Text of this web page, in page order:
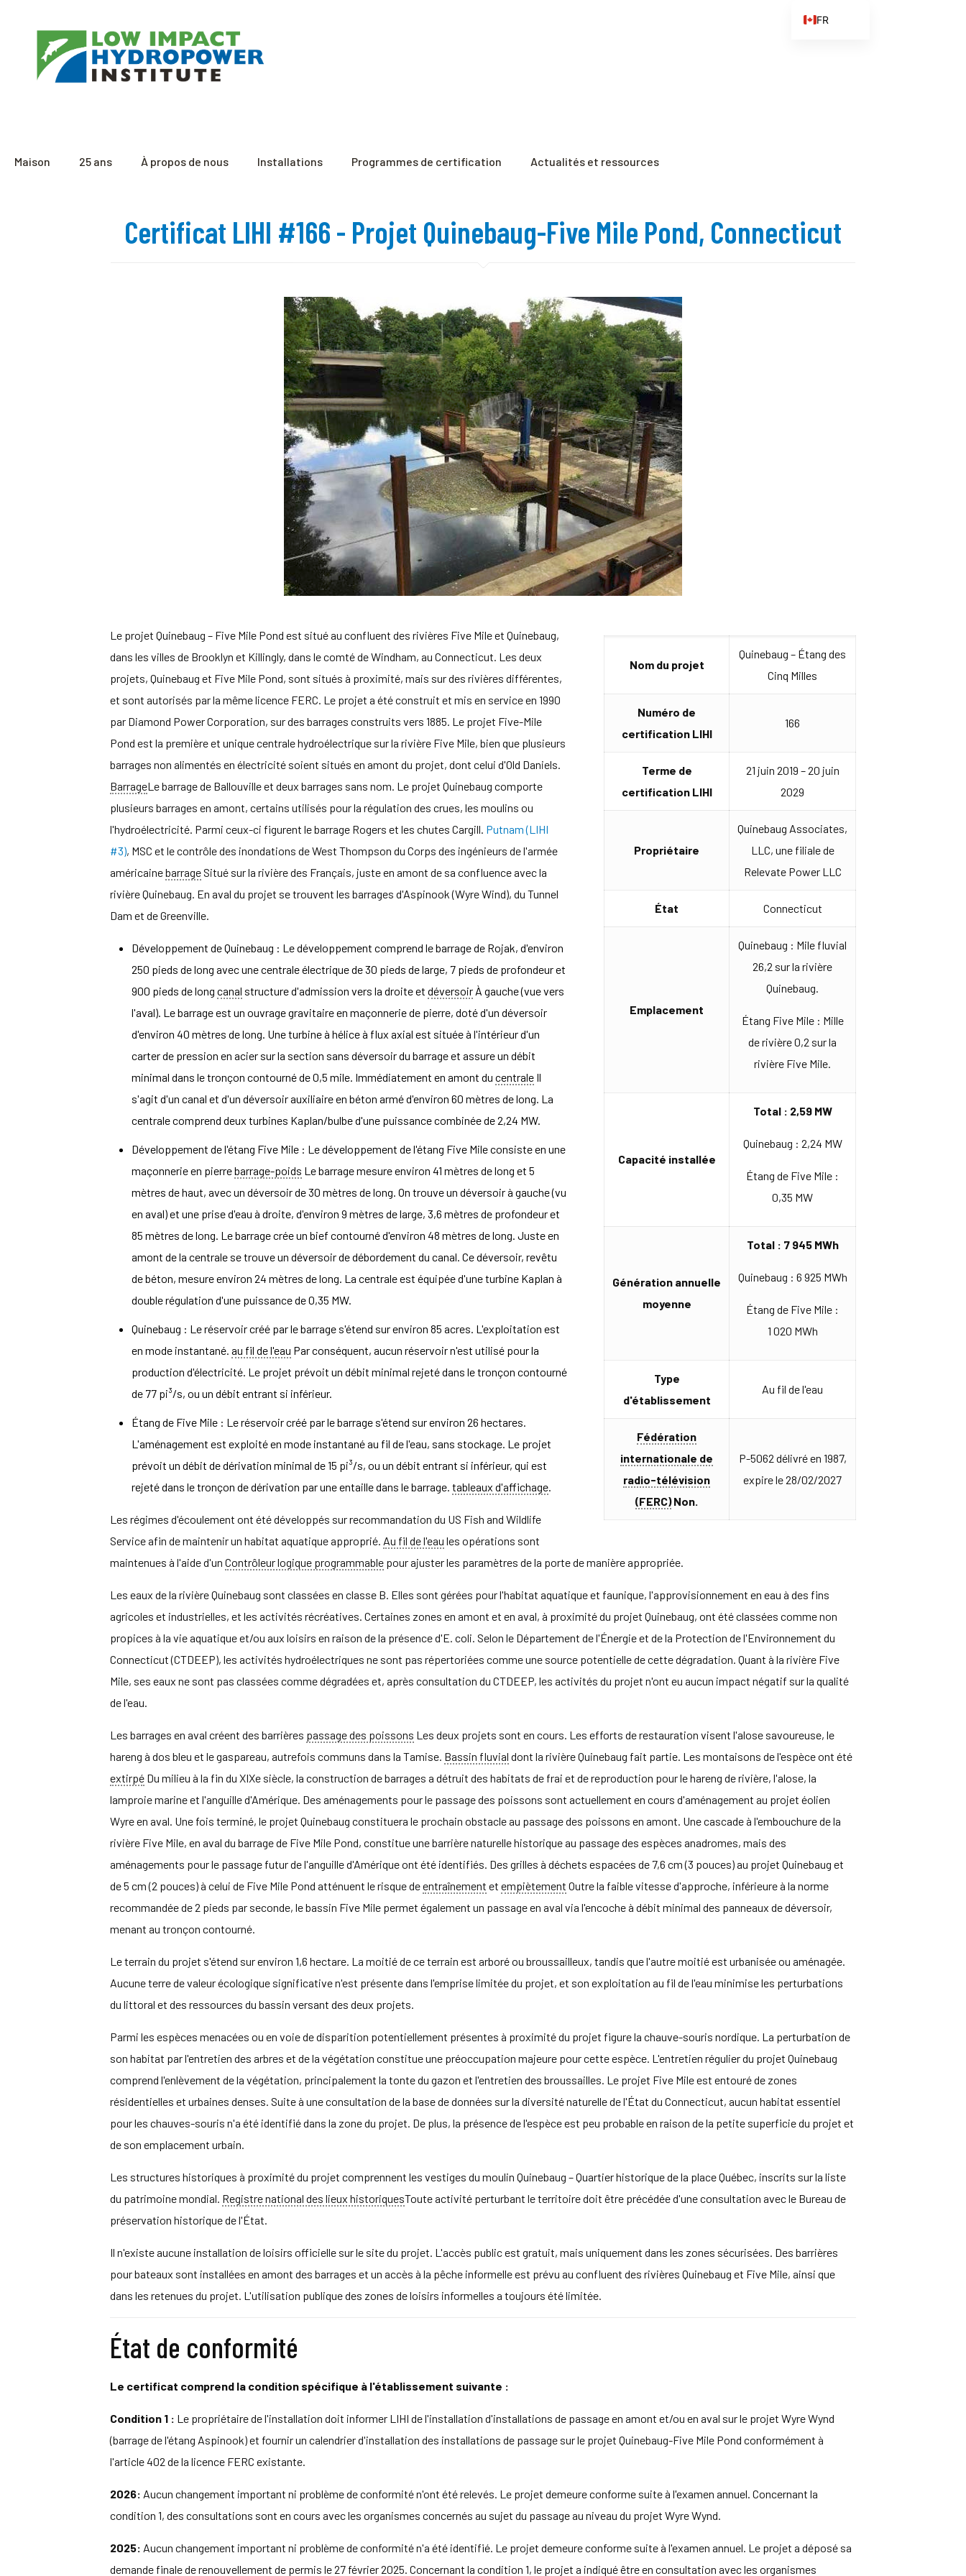
Maison 25 ans À propos de nous Installations Programmes de certification Actualités et ressources
Certificat LIHI #166 - Projet Quinebaug-Five Mile Pond, Connecticut
Nom du projet
Quinebaug – Étang des
Cinq Milles
Numéro de
certification LIHI
166
Terme de
certification LIHI
21 juin 2019 – 20 juin
2029
Propriétaire
Quinebaug Associates,
LLC, une filiale de
Relevate Power LLC
État Connecticut
Emplacement
Quinebaug : Mile fluvial
26,2 sur la rivière
Quinebaug.
Étang Five Mile : Mille
de rivière 0,2 sur la
rivière Five Mile.
Capacité installée
Total : 2,59 MW
Quinebaug : 2,24 MW
Étang de Five Mile :
0,35 MW
Génération annuelle
moyenne
Total : 7 945 MWh
Quinebaug : 6 925 MWh
Étang de Five Mile :
1 020 MWh
Type
d'établissement
Au fil de l'eau
Fédération
internationale de
radio-télévision
(FERC)Non.
P-5062 délivré en 1987,
expire le 28/02/2027
Le projet Quinebaug – Five Mile Pond est situé au confluent des rivières Five Mile et Quinebaug,
dans les villes de Brooklyn et Killingly, dans le comté de Windham, au Connecticut. Les deux
projets, Quinebaug et Five Mile Pond, sont situés à proximité, mais sur des rivières différentes,
et sont autorisés par la même licence FERC. Le projet a été construit et mis en service en 1990
par Diamond Power Corporation, sur des barrages construits vers 1885. Le projet Five-Mile
Pond est la première et unique centrale hydroélectrique sur la rivière Five Mile, bien que plusieurs
barrages non alimentés en électricité soient situés en amont du projet, dont celui d'Old Daniels.
BarrageLe barrage de Ballouville et deux barrages sans nom. Le projet Quinebaug comporte
plusieurs barrages en amont, certains utilisés pour la régulation des crues, les moulins ou
l'hydroélectricité. Parmi ceux-ci figurent le barrage Rogers et les chutes Cargill. Putnam (LIHI
#3), MSC et le contrôle des inondations de West Thompson du Corps des ingénieurs de l'armée
américainebarrageSitué sur la rivière des Français, juste en amont de sa confluence avec la
rivière Quinebaug. En aval du projet se trouvent les barrages d'Aspinook (Wyre Wind), du Tunnel
Dam et de Greenville.
Développement de Quinebaug : Le développement comprend le barrage de Rojak, d'environ
250 pieds de long avec une centrale électrique de 30 pieds de large, 7 pieds de profondeur et
900 pieds de long canal structure d'admission vers la droite et déversoirÀ gauche (vue vers
l'aval). Le barrage est un ouvrage gravitaire en maçonnerie de pierre, doté d'un déversoir
d'environ 40 mètres de long. Une turbine à hélice à flux axial est située à l'intérieur d'un
carter de pression en acier sur la section sans déversoir du barrage et assure un débit
minimal dans le tronçon contourné de 0,5 mile. Immédiatement en amont du centraleIl
s'agit d'un canal et d'un déversoir auxiliaire en béton armé d'environ 60 mètres de long. La
centrale comprend deux turbines Kaplan/bulbe d'une puissance combinée de 2,24 MW.
Développement de l'étang Five Mile : Le développement de l'étang Five Mile consiste en une
maçonnerie en pierrebarrage-poids Le barrage mesure environ 41 mètres de long et 5
mètres de haut, avec un déversoir de 30 mètres de long. On trouve un déversoir à gauche (vu
en aval) et une prise d'eau à droite, d'environ 9 mètres de large, 3,6 mètres de profondeur et
85 mètres de long. Le barrage crée un bief contourné d'environ 48 mètres de long. Juste en
amont de la centrale se trouve un déversoir de débordement du canal. Ce déversoir, revêtu
de béton, mesure environ 24 mètres de long. La centrale est équipée d'une turbine Kaplan à
double régulation d'une puissance de 0,35 MW.
Quinebaug : Le réservoir créé par le barrage s'étend sur environ 85 acres. L'exploitation est
en mode instantané. au fil de l'eau Par conséquent, aucun réservoir n'est utilisé pour la
production d'électricité. Le projet prévoit un débit minimal rejeté dans le tronçon contourné
de 77 pi³/s, ou un débit entrant si inférieur.
Étang de Five Mile : Le réservoir créé par le barrage s'étend sur environ 26 hectares.
L'aménagement est exploité en mode instantané au fil de l'eau, sans stockage. Le projet
prévoit un débit de dérivation minimal de 15 pi³/s, ou un débit entrant si inférieur, qui est
rejeté dans le tronçon de dérivation par une entaille dans le barrage. tableaux d'affichage.
Les régimes d'écoulement ont été développés sur recommandation du US Fish and Wildlife
Service afin de maintenir un habitat aquatique approprié. Au fil de l'eau les opérations sont
maintenues à l'aide d'un Contrôleur logique programmablepour ajuster les paramètres de la porte de manière appropriée.
Les eaux de la rivière Quinebaug sont classées en classe B. Elles sont gérées pour l'habitat aquatique et faunique, l'approvisionnement en eau à des fins
agricoles et industrielles, et les activités récréatives. Certaines zones en amont et en aval, à proximité du projet Quinebaug, ont été classées comme non
propices à la vie aquatique et/ou aux loisirs en raison de la présence d'E. coli. Selon le Département de l'Énergie et de la Protection de l'Environnement du
Connecticut (CTDEEP), les activités hydroélectriques ne sont pas répertoriées comme une source potentielle de cette dégradation. Quant à la rivière Five
Mile, ses eaux ne sont pas classées comme dégradées et, après consultation du CTDEEP, les activités du projet n'ont eu aucun impact négatif sur la qualité
de l'eau.
Les barrages en aval créent des barrières passage des poissons Les deux projets sont en cours. Les efforts de restauration visent l'alose savoureuse, le
hareng à dos bleu et le gaspareau, autrefois communs dans la Tamise. Bassin fluvial dont la rivière Quinebaug fait partie. Les montaisons de l'espèce ont été
extirpéDu milieu à la fin du XIXe siècle, la construction de barrages a détruit des habitats de frai et de reproduction pour le hareng de rivière, l'alose, la
lamproie marine et l'anguille d'Amérique. Des aménagements pour le passage des poissons sont actuellement en cours d'aménagement au projet éolien
Wyre en aval. Une fois terminé, le projet Quinebaug constituera le prochain obstacle au passage des poissons en amont. Une cascade à l'embouchure de la
rivière Five Mile, en aval du barrage de Five Mile Pond, constitue une barrière naturelle historique au passage des espèces anadromes, mais des
aménagements pour le passage futur de l'anguille d'Amérique ont été identifiés. Des grilles à déchets espacées de 7,6 cm (3 pouces) au projet Quinebaug et
de 5 cm (2 pouces) à celui de Five Mile Pond atténuent le risque deentraînement et empiètement Outre la faible vitesse d'approche, inférieure à la norme
recommandée de 2 pieds par seconde, le bassin Five Mile permet également un passage en aval via l'encoche à débit minimal des panneaux de déversoir,
menant au tronçon contourné.
Le terrain du projet s'étend sur environ 1,6 hectare. La moitié de ce terrain est arboré ou broussailleux, tandis que l'autre moitié est urbanisée ou aménagée.
Aucune terre de valeur écologique significative n'est présente dans l'emprise limitée du projet, et son exploitation au fil de l'eau minimise les perturbations
du littoral et des ressources du bassin versant des deux projets.
Parmi les espèces menacées ou en voie de disparition potentiellement présentes à proximité du projet figure la chauve-souris nordique. La perturbation de
son habitat par l'entretien des arbres et de la végétation constitue une préoccupation majeure pour cette espèce. L'entretien régulier du projet Quinebaug
comprend l'enlèvement de la végétation, principalement la tonte du gazon et l'entretien des broussailles. Le projet Five Mile est entouré de zones
résidentielles et urbaines denses. Suite à une consultation de la base de données sur la diversité naturelle de l'État du Connecticut, aucun habitat essentiel
pour les chauves-souris n'a été identifié dans la zone du projet. De plus, la présence de l'espèce est peu probable en raison de la petite superficie du projet et
de son emplacement urbain.
Les structures historiques à proximité du projet comprennent les vestiges du moulin Quinebaug – Quartier historique de la place Québec, inscrits sur la liste
du patrimoine mondial. Registre national des lieux historiquesToute activité perturbant le territoire doit être précédée d'une consultation avec le Bureau de
préservation historique de l'État.
Il n'existe aucune installation de loisirs officielle sur le site du projet. L'accès public est gratuit, mais uniquement dans les zones sécurisées. Des barrières
pour bateaux sont installées en amont des barrages et un accès à la pêche informelle est prévu au confluent des rivières Quinebaug et Five Mile, ainsi que
dans les retenues du projet. L'utilisation publique des zones de loisirs informelles a toujours été limitée.
État de conformité
Le certificat comprend la condition spécifique à l'établissement suivante :
Condition 1 : Le propriétaire de l'installation doit informer LIHI de l'installation d'installations de passage en amont et/ou en aval sur le projet Wyre Wynd
(barrage de l'étang Aspinook) et fournir un calendrier d'installation des installations de passage sur le projet Quinebaug-Five Mile Pond conformément à
l'article 402 de la licence FERC existante.
2026: Aucun changement important ni problème de conformité n'ont été relevés. Le projet demeure conforme suite à l'examen annuel. Concernant la
condition 1, des consultations sont en cours avec les organismes concernés au sujet du passage au niveau du projet Wyre Wynd.
2025: Aucun changement important ni problème de conformité n'a été identifié. Le projet demeure conforme suite à l'examen annuel. Le projet a déposé sa
demande finale de renouvellement de permis le 27 février 2025. Concernant la condition 1, le projet a indiqué être en consultation avec les organismes
FR